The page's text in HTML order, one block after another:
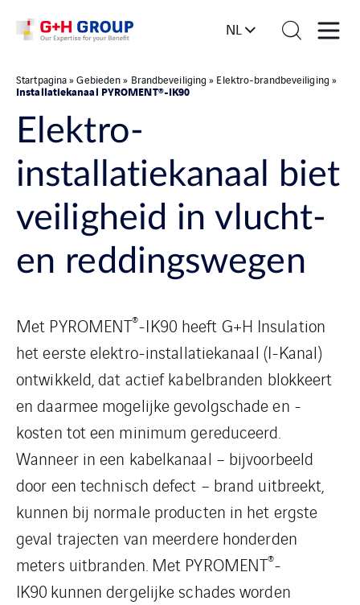
NL
Startpagina»Gebieden» Brandbeveiliging » Elektro-brandbeveiliging »
Installatiekanaal PYROMENT®-IK90
Elektro-
installatiekanaal biet
veiligheid in vlucht-
en reddingswegen
Met PYROMENT®-IK90 heeft G+H Insulation
het eerste elektro-installatiekanaal (I-Kanal)
ontwikkeld, dat actief kabelbranden blokkeert
en daarmee mogelijke gevolgschade en -
kosten tot een minimum gereduceerd.
Wanneer in een kabelkanaal – bijvoorbeeld
door een technisch defect – brand uitbreekt,
kunnen bij normale producten in het ergste
geval trajecten van meerdere honderden
meters uitbranden. Met PYROMENT®-
IK90 kunnen dergelijke schades worden